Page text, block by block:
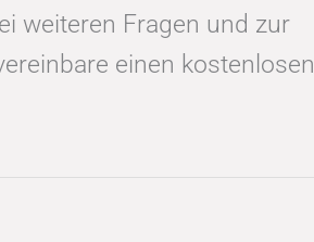
weiteren Fragen und zur
einen kostenlosen